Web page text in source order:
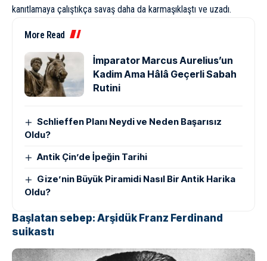
kanıtlamaya çalıştıkça savaş daha da karmaşıklaştı ve uzadı.
More Read
İmparator Marcus Aurelius’un
Kadim Ama Hâlâ Geçerli Sabah
Rutini
Schlieffen Planı Neydi ve Neden Başarısız
Oldu?
Antik Çin’de İpeğin Tarihi
Gize’nin Büyük Piramidi Nasıl Bir Antik Harika
Oldu?
Başlatan sebep: Arşidük Franz Ferdinand
suikastı